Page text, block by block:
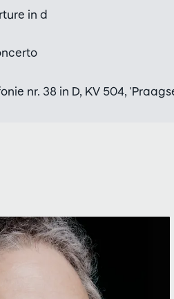
in d
nr. 38 in D, KV 504,